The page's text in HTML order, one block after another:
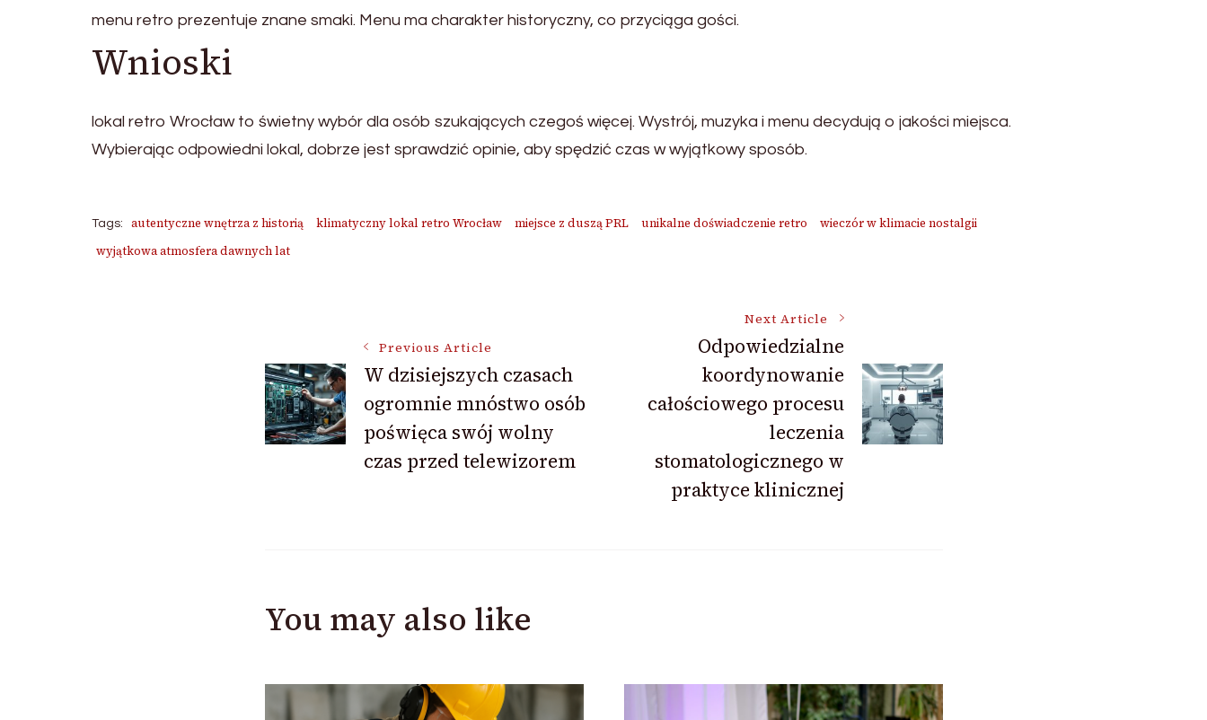
menu retro prezentuje znane smaki. Menu ma charakter historyczny, co przyciąga gości.
Wnioski
lokal retro Wrocław to świetny wybór dla osób szukających czegoś więcej. Wystrój, muzyka i menu decydują o jakości miejsca.
Wybierając odpowiedni lokal, dobrze jest sprawdzić opinie, aby spędzić czas w wyjątkowy sposób.
Tags: autentyczne wnętrza z historią klimatyczny lokal retro Wrocław miejsce z duszą PRL unikalne doświadczenie retro
wieczór w klimacie nostalgii
wyjątkowa atmosfera dawnych lat
Navigation
Previous Article
W dzisiejszych czasach
ogromnie mnóstwo osób
poświęca swój wolny
czas przed telewizorem
Next Article
Odpowiedzialne
koordynowanie
całościowego procesu
leczenia
stomatologicznego w
praktyce klinicznej
You may also like